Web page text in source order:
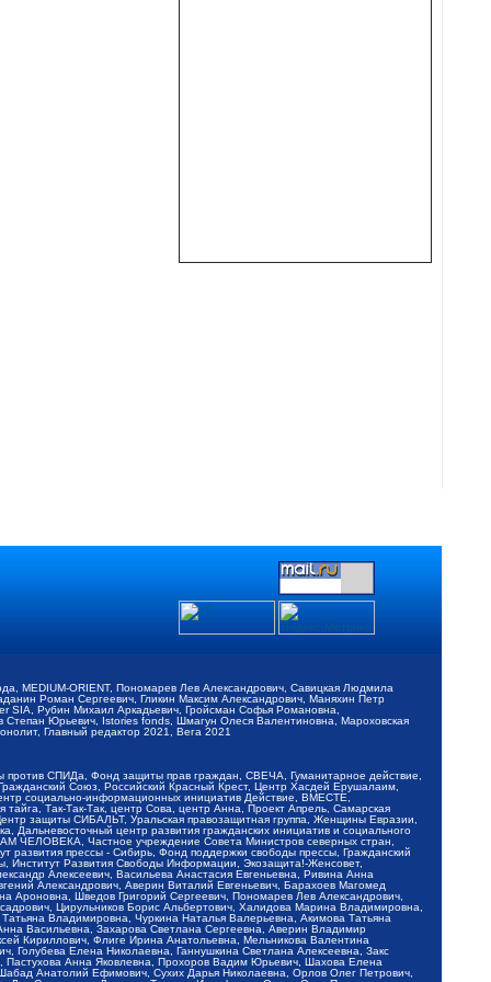
MEDIUM-ORIENT, Пономарев Лев Александрович, Савицкая Людмила
Роман Сергеевич, Гликин Максим Александрович, Маняхин Петр
Рубин Михаил Аркадьевич, Гройсман Софья Романовна,
Юрьевич, Istories fonds, Шмагун Олеся Валентиновна, Мароховская
Главный редактор 2021, Вега 2021
СПИДа, Фонд защиты прав граждан, СВЕЧА, Гуманитарное действие,
Союз, Российский Красный Крест, Центр Хасдей Ерушалаим,
социально-информационных инициатив Действие, ВМЕСТЕ,
Так-Так-Так, центр Сова, центр Анна, Проект Апрель, Самарская
защиты СИБАЛЬТ, Уральская правозащитная группа, Женщины Евразии,
Дальневосточный центр развития гражданских инициатив и социального
ЧЕЛОВЕКА, Частное учреждение Совета Министров северных стран,
прессы - Сибирь, Фонд поддержки свободы прессы, Гражданский
Институт Развития Свободы Информации, Экозащита!-Женсовет,
Алексеевич, Васильева Анастасия Евгеньевна, Ривина Анна
Александрович, Аверин Виталий Евгеньевич, Барахоев Магомед
Шведов Григорий Сергеевич, Пономарев Лев Александрович,
Цирульников Борис Альбертович, Халидова Марина Владимировна,
Владимировна, Чуркина Наталья Валерьевна, Акимова Татьяна
Васильевна, Захарова Светлана Сергеевна, Аверин Владимир
Кириллович, Флиге Ирина Анатольевна, Мельникова Валентина
Елена Николаевна, Ганнушкина Светлана Алексеевна, Закс
Анна Яковлевна, Прохоров Вадим Юрьевич, Шахова Елена
Анатолий Ефимович, Сухих Дарья Николаевна, Орлов Олег Петрович,